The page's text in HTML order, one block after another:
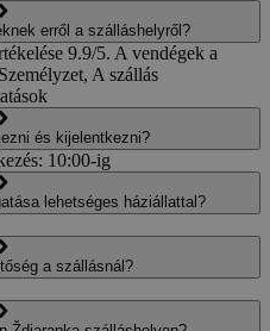
erről a szálláshelyről?
9.9/5. A vendégek a
A szállás
és kijelentkezni?
10:00-ig
lehetséges háziállattal?
a szállásnál?